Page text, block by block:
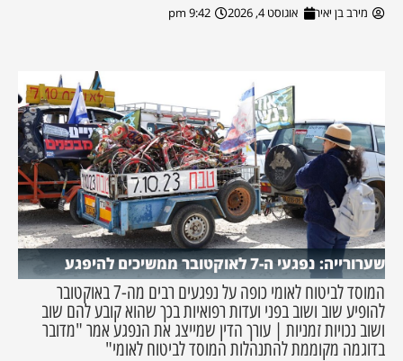
מירב בן יאיר אוגוסט 4, 2026 9:42 pm
שערורייה: נפגעי ה-7 לאוקטובר ממשיכים להיפגע
המוסד לביטוח לאומי כופה על נפגעים רבים מה-7 באוקטובר
להופיע שוב ושוב בפני ועדות רפואיות בכך שהוא קובע להם שוב
ושוב נכויות זמניות | עורך הדין שמייצג את הנפגע אמר "מדובר
בדוגמה מקוממת להתנהלות המוסד לביטוח לאומי"